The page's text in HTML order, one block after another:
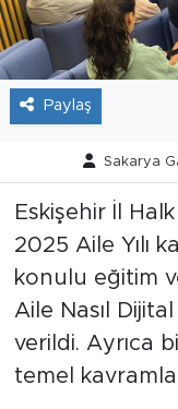
Paylaş
Sakarya
Eskişehir İl
2025 Aile Yılı
konulu eğitim
Aile Nasıl
verildi. Ayrıca
temel
Söyleşi
Foto Şaka
Teknoloji
Politika